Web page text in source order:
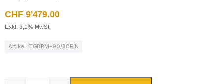
CHF 9'479.00
Exkl. 8,1% MwSt.
Artikel: TGBRM-90/80E/N